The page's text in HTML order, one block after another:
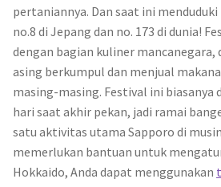
pertaniannya. Dan saat ini
no.8 di Jepang dan no. 173 di dunia!
dengan bagian kuliner mancanegara,
asing berkumpul dan menjual
masing-masing. Festival ini biasanya
hari saat akhir pekan, jadi ramai
satu aktivitas utama Sapporo di
memerlukan bantuan untuk
Hokkaido, Anda dapat menggunakan